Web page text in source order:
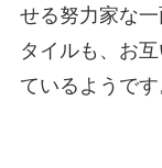
せる努力家な
タイルも、お
ているようです